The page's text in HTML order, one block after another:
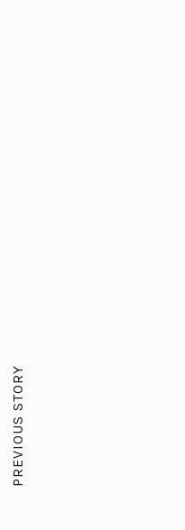
PREVIOUS STORY